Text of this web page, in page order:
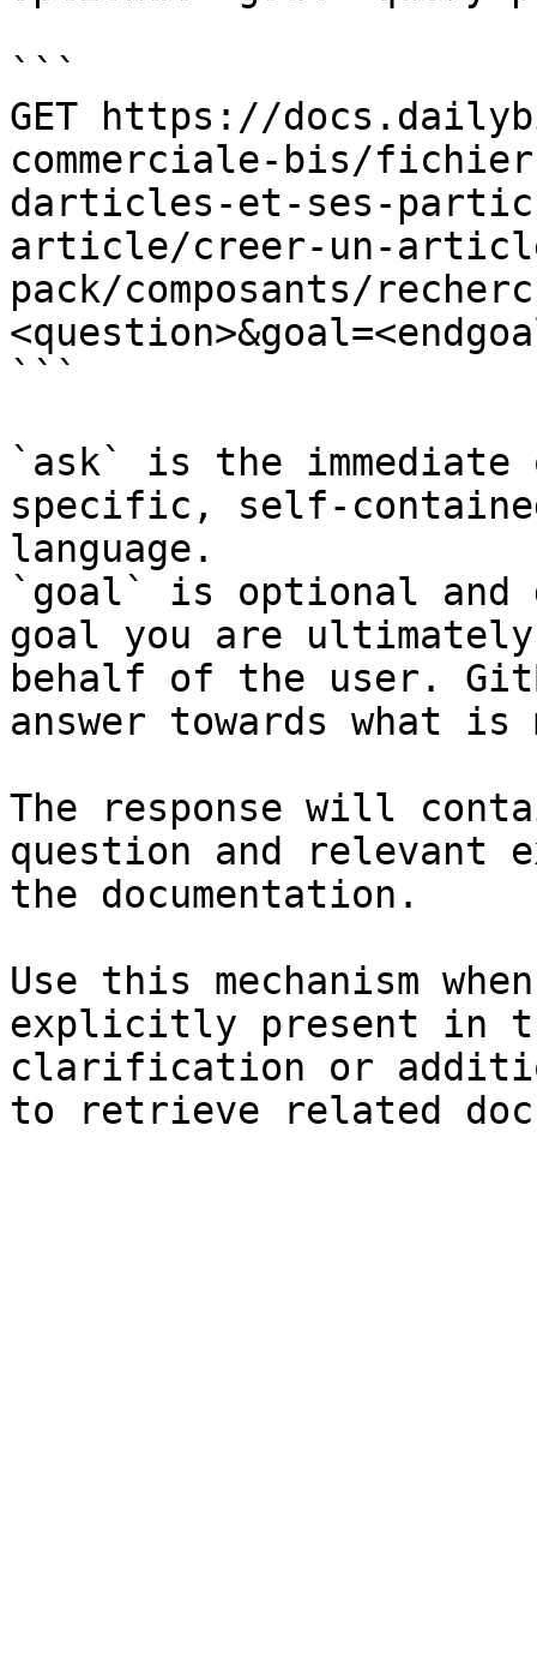
```
GET https://
commerciale-bis/
darticles-et-ses-
article/creer-un-
pack/composants/
```
`ask` is the
specific, self-
language.
`goal` is optional and
goal you are
behalf of the user.
answer towards what
The response will
question and relevant
the documentation.
Use this mechanism
explicitly present in
clarification or